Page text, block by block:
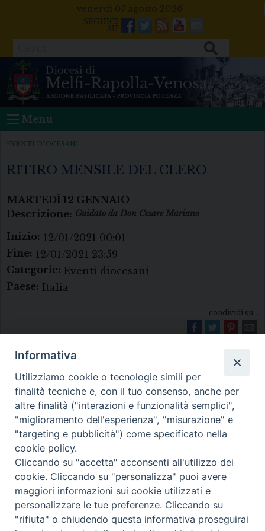
venerdì 07 agosto 2026
Facebook
Twitter
FeedsYoutube
Mail
Menu
EVENTI DIOCESANI
RITIRO MENSILE DEL CLERO
MARTEDÌ 12 GENNAIO
Descrizione: Guidato da Don Cesare Mariano
Inizio: 12/01/2021 00:01
Fine: 12/01/2021 23:59
Categorie: Eventi diocesani
Paese: Italia
condividi su...
Diocesi di Melfi Rapolla Venosa
• Largo Duomo, 12 - 85025 MELFI (PZ) •
Tel. 0972238604
PEC ufficiale della Diocesi:
diocesi.melfi_rapolla_venosa@legalmail.it
Informativa
Utilizziamo cookie o tecnologie simili per
finalità tecniche e, con il tuo consenso, anche per
altre finalità ("interazioni e funzionalità semplici",
"miglioramento dell'esperienza", "misurazione" e
"targeting e pubblicità") come specificato nella
cookie policy.
Cliccando su "accetta" acconsenti all'utilizzo dei
cookie. Cliccando su "personalizza" puoi avere
maggiori informazioni sui cookie utilizzati e
personalizzare le tue preferenze. Cliccando su
"rifiuta" o chiudendo questa informativa proseguirai